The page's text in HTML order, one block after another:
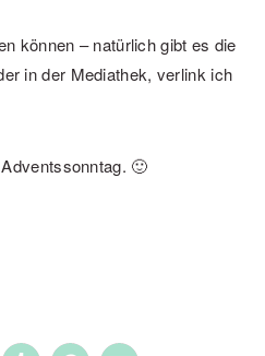
können – natürlich gibt es die
in der Mediathek, verlink ich
🙂